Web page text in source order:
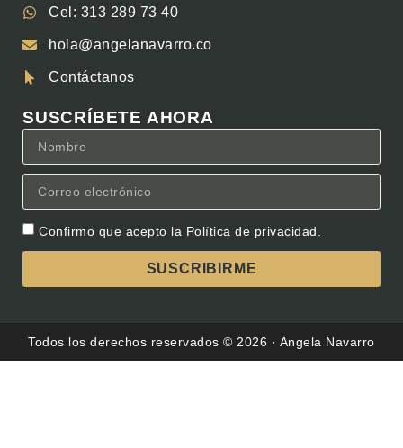
Cel: 313 289 73 40
hola@angelanavarro.co
Contáctanos
SUSCRÍBETE AHORA
Confirmo que acepto la Política de privacidad.
SUSCRIBIRME
Todos los derechos reservados © 2026 · Angela Navarro